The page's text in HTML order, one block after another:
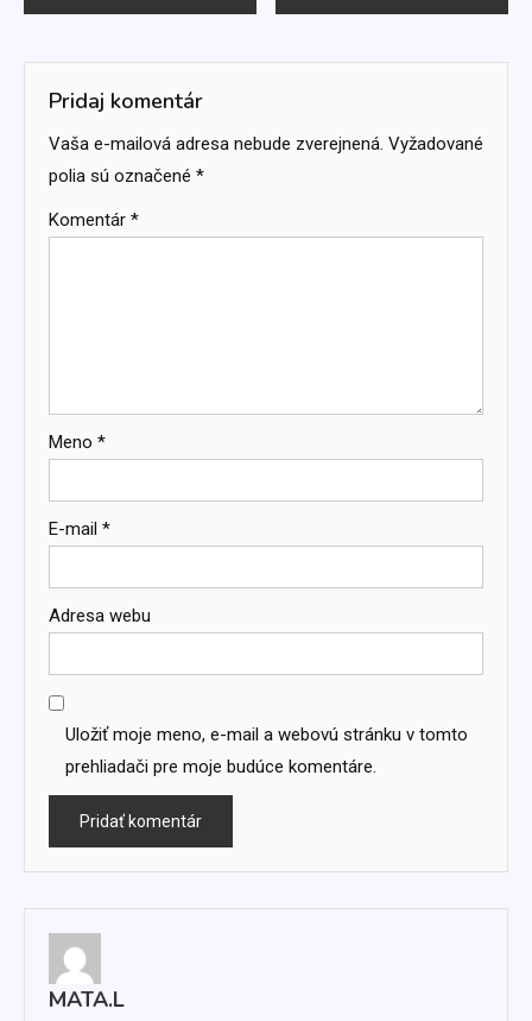
článku
Pridaj komentár
Vaša e-mailová adresa nebude zverejnená. Vyžadované
polia sú označené *
Komentár *
Meno *
E-mail *
Adresa webu
Uložiť moje meno, e-mail a webovú stránku v tomto
prehliadači pre moje budúce komentáre.
MATA.L